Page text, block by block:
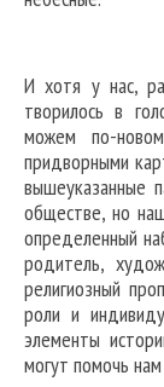
И хотя у нас,
творилось в
можем по-
придворными
вышеуказанные
обществе, но
определенный
родитель,
религиозный
роли и
элементы
могут помочь